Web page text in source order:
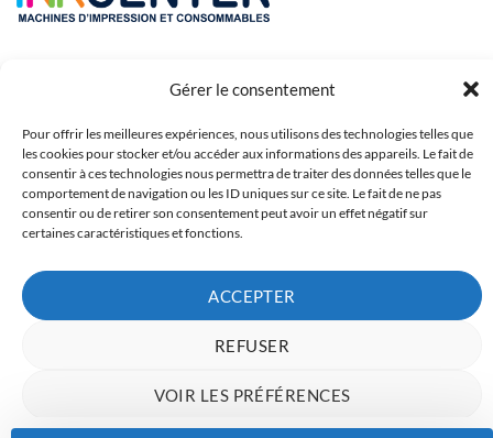
Gérer le consentement
Pour offrir les meilleures expériences, nous utilisons des technologies telles que
les cookies pour stocker et/ou accéder aux informations des appareils. Le fait de
consentir à ces technologies nous permettra de traiter des données telles que le
comportement de navigation ou les ID uniques sur ce site. Le fait de ne pas
consentir ou de retirer son consentement peut avoir un effet négatif sur
certaines caractéristiques et fonctions.
ACCEPTER
REFUSER
VOIR LES PRÉFÉRENCES
Copyright 2023 © Inkcenter - Webdesign byMedia84